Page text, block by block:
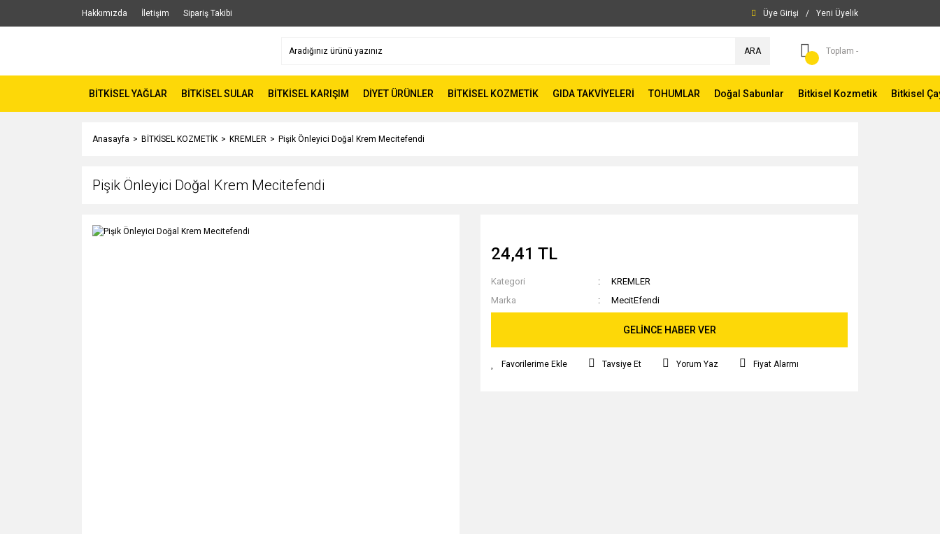
Hakkımızda İletişim Sipariş Takibi Üye Girişi / Yeni Üyelik
ARA Toplam -
BİTKİSEL YAĞLAR BİTKİSEL SULAR BİTKİSEL KARIŞIM DİYET ÜRÜNLER BİTKİSEL KOZMETİK GIDA TAKVİYELERİ TOHUMLAR Doğal Sabunlar Bitkisel Kozmetik Bitkisel
Anasayfa BİTKİSEL KOZMETİK KREMLER Pişik Önleyici Doğal Krem Mecitefendi
Pişik Önleyici Doğal Krem Mecitefendi
24,41 TL
Kategori
KREMLER
Marka
MecitEfendi
GELİNCE HABER VER
Tavsiye Et Yorum Yaz Fiyat Alarmı